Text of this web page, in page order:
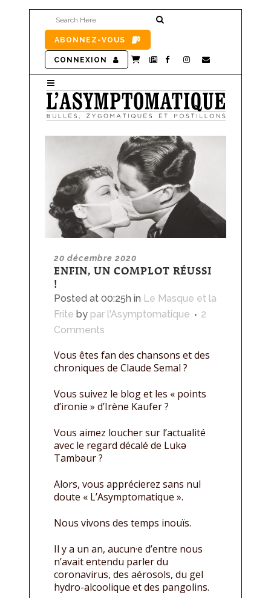
ABONNEZ-VOUS
CONNEXION
20 décembre 2020
ENFIN, UN COMPLOT RÉUSSI
!
Posted at 00:25h in Le Masque et la
Frite by par l'Asymptomatique
2
Comments
Vous êtes fan des chansons et des
chroniques de Claude Semal ?
Vous suivez le blog et les « points
d’ironie » d’Irène Kaufer ?
Vous aimez loucher sur l’actualité
avec le regard décalé de Lukǝ
Tambǝur ?
Alors, vous apprécierez sans nul
doute « L’Asymptomatique ».
Nous vivons des temps inouïs.
Il y a un an, aucun·e d’entre nous
n’avait entendu parler du
coronavirus, des aérosols, du gel
hydro-alcoolique et des pangolins.